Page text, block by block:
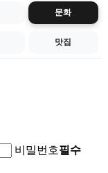
문화
맛집
비밀번호필수